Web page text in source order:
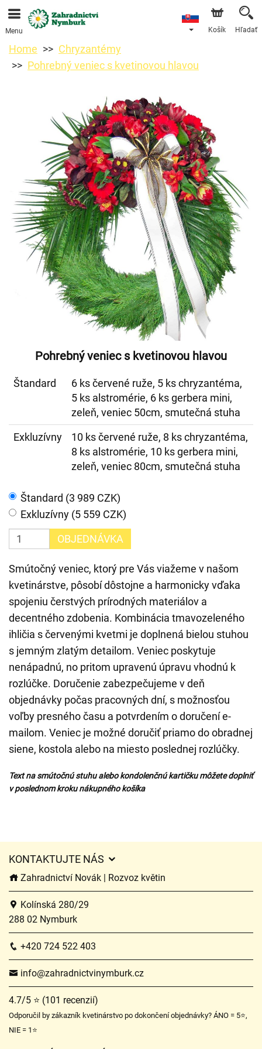
Objednávky prijímame prostredníctvom nášho e-shopu.
Najskorší možný termín doručenia je od 11.8.2026 z
Menu Košík Hľadať
Home
Chryzantémy
Pohrebný veniec s kvetinovou hlavou
Pohrebný veniec s kvetinovou hlavou
Štandard
6 ks červené ruže, 5 ks chryzantéma,
5 ks alstromérie, 6 ks gerbera mini,
zeleň, veniec 50cm, smutečná stuha
Exkluzívny
10 ks červené ruže, 8 ks chryzantéma,
8 ks alstromérie, 10 ks gerbera mini,
zeleň, veniec 80cm, smutečná stuha
Štandard (3 989 CZK)
Exkluzívny (5 559 CZK)
OBJEDNÁVKA
Smútočný veniec, ktorý pre Vás viažeme v našom
kvetinárstve, pôsobí dôstojne a harmonicky vďaka
spojeniu čerstvých prírodných materiálov a
decentného zdobenia. Kombinácia tmavozeleného
ihličia s červenými kvetmi je doplnená bielou stuhou
s jemným zlatým detailom. Veniec poskytuje
nenápadnú, no pritom upravenú úpravu vhodnú k
rozlúčke. Doručenie zabezpečujeme v deň
objednávky počas pracovných dní, s možnosťou
voľby presného času a potvrdením o doručení e-
mailom. Veniec je možné doručiť priamo do obradnej
siene, kostola alebo na miesto poslednej rozlúčky.
Text na smútočnú stuhu alebo kondolenčnú kartičku môžete doplniť
v poslednom kroku nákupného košíka
KONTAKTUJTE NÁS
Zahradnictví Novák | Rozvoz květin
Kolínská 280/29
288 02 Nymburk
+420 724 522 403
info@zahradnictvinymburk.cz
4.7/5 ⭐ (101 recenzií)
Odporučil by zákazník kvetinárstvo po dokončení objednávky? ÁNO = 5⭐,
NIE = 1⭐